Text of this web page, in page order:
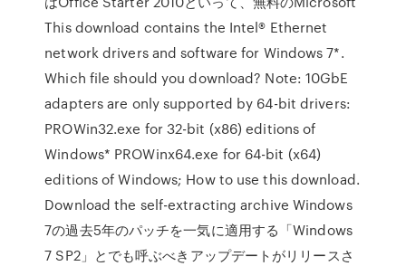
This download contains the Intel® Ethernet
network drivers and software for Windows 7*.
Which file should you download? Note: 10GbE
adapters are only supported by 64-bit drivers:
PROWin32.exe for 32-bit (x86) editions of
Windows* PROWinx64.exe for 64-bit (x64)
editions of Windows; How to use this download.
Download the self-extracting archive Windows
7の過去5年のパッチを一気に適用する「Windows
7 SP2」とでも呼ぶべきアップデートがリリースさ